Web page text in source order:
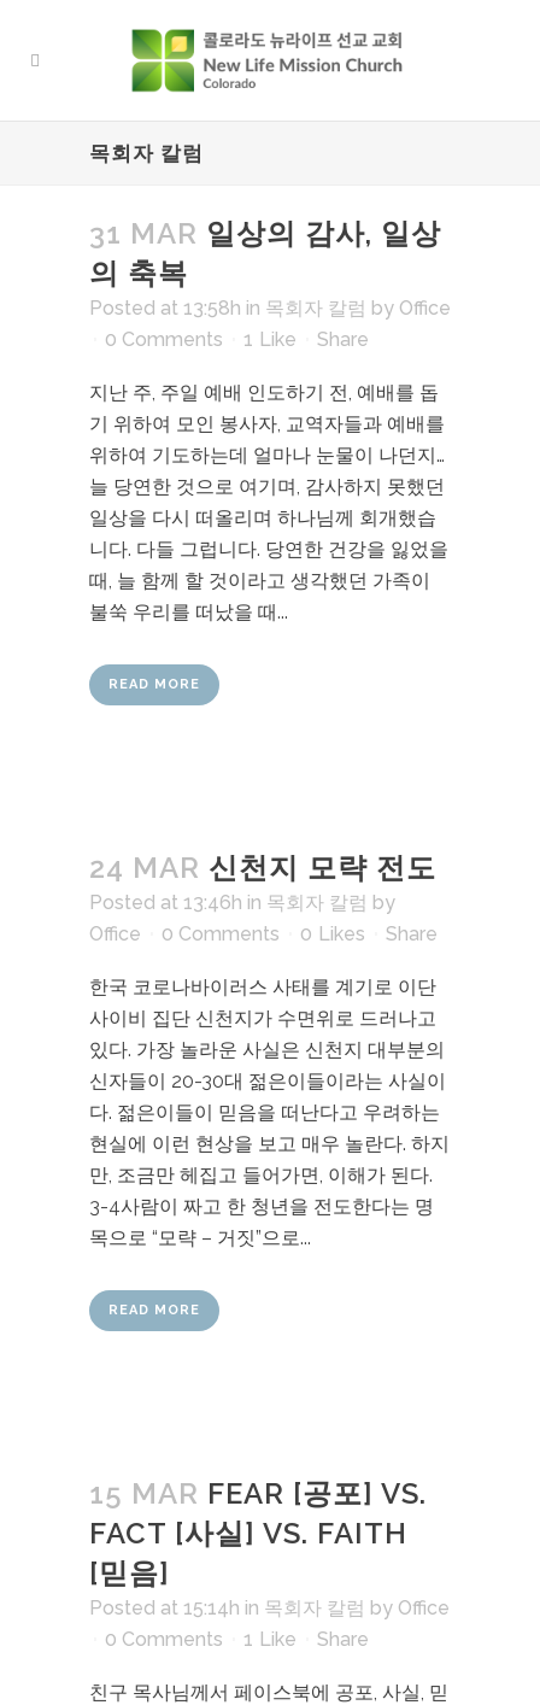
목회자 칼럼
31 MAR 일상의 감사, 일상
의 축복
Posted at 13:58h in 목회자 칼럼 by Office
0 Comments
1 Like Share
지난 주, 주일 예배 인도하기 전, 예배를 돕
기 위하여 모인 봉사자, 교역자들과 예배를
위하여 기도하는데 얼마나 눈물이 나던지…
늘 당연한 것으로 여기며, 감사하지 못했던
일상을 다시 떠올리며 하나님께 회개했습
니다. 다들 그럽니다. 당연한 건강을 잃었을
때, 늘 함께 할 것이라고 생각했던 가족이
불쑥 우리를 떠났을 때...
READ MORE
24 MAR 신천지 모략 전도
Posted at 13:46h in 목회자 칼럼 by
Office
0 Comments 0 Likes Share
한국 코로나바이러스 사태를 계기로 이단
사이비 집단 신천지가 수면위로 드러나고
있다. 가장 놀라운 사실은 신천지 대부분의
신자들이 20-30대 젊은이들이라는 사실이
다. 젊은이들이 믿음을 떠난다고 우려하는
현실에 이런 현상을 보고 매우 놀란다. 하지
만, 조금만 헤집고 들어가면, 이해가 된다.
3-4사람이 짜고 한 청년을 전도한다는 명
목으로 “모략 – 거짓”으로...
READ MORE
15 MAR FEAR [공포] VS.
FACT [사실] VS. FAITH
[믿음]
Posted at 15:14h in 목회자 칼럼 by Office
0 Comments
1 Like Share
친구 목사님께서 페이스북에 공포, 사실, 믿